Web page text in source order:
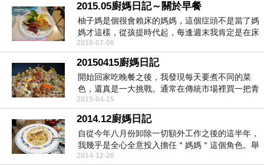
2015.05廚媽日記～關於早餐
柚子媽是個很會賴床的媽媽，這個症頭不是當了媽
媽才這樣，從孩提時代起，每逢週末我肯定是在床
上賴到媽媽怒...
2016-07-06
20150415廚媽日記
開始回家吃晚餐之後，我發現每天要煮不同的菜
色，還真是一大挑戰。通常在傳統市場裡買一把青
菜，我們全家至...
2015-04-15
2014.12廚媽日記
自從今年八月份卸除一切額外工作之後的這半年，
我幾乎是全心全意投入擔任＂媽媽＂這個角色。舉
凡上下課接送...
2014-12-20